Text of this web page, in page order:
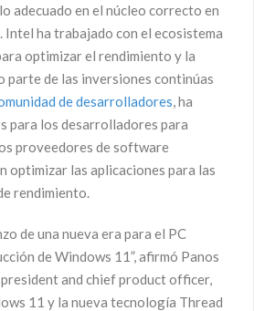
adecuado en el núcleo correcto en
Intel ha trabajado con el ecosistema
optimizar el rendimiento y la
parte de las inversiones continúas
de desarrolladores, ha
para los desarrolladores para
proveedores de software
optimizar las aplicaciones para las
rendimiento.
de una nueva era para el PC
de Windows 11”, afirmó Panos
and chief product officer,
11 y la nueva tecnología Thread